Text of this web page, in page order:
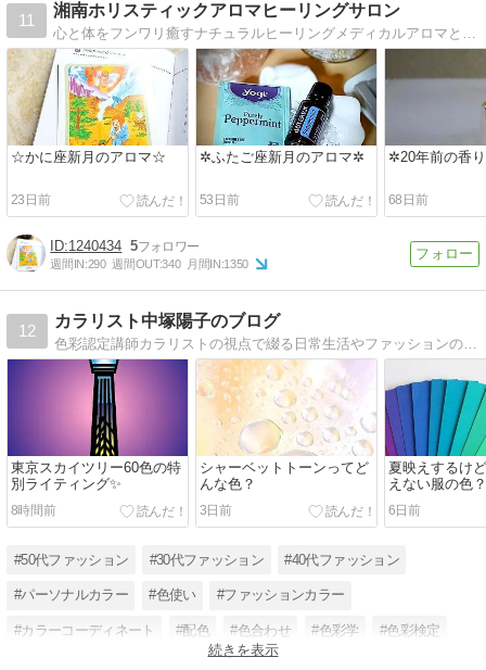
11
湘南ホリスティックアロマヒーリングサロン
心と体をフンワリ癒すナチュラルヒーリングメディカルアロマと自然療法でホリスティックに癒します
☆かに座新月のアロマ☆
23日前
✲ふたご座新月のアロマ✲
53日前
✲20年前の香
68日前
1240434 5
週間IN:290 週間OUT:340 月間IN:1350
12
カラリスト中塚陽子のブログ
色彩認定講師カラリストの視点で綴る日常生活やファッションの色日記〜色彩学と配色deセンスアップ!＆スキルアップ! Cocoiro Color〜
東京スカイツリー60色の特
別ライティング✨
8時間前
シャーベットトーンってど
んな色？
3日前
夏映えするけ
えない服の色？
6日前
#50代ファッション #30代ファッション #40代ファッション
#パーソナルカラー #色使い #ファッションカラー
#カラーコーディネート #配色 #色合わせ #色彩学 #色彩検定
続きを表示